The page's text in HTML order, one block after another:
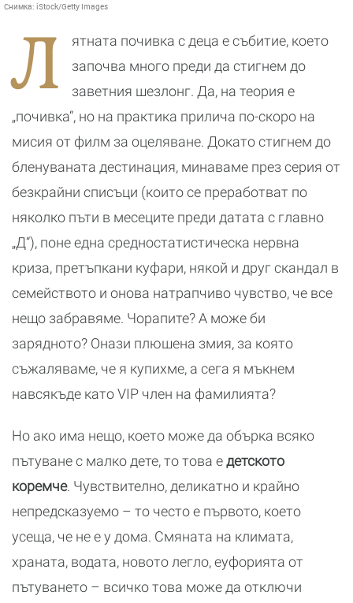
Снимка: iStock/Getty Images
Л
ятната почивка с деца е събитие, което
започва много преди да стигнем до
заветния шезлонг. Да, на теория е
„почивка“, но на практика прилича по-скоро на
мисия от филм за оцеляване. Докато стигнем до
бленуваната дестинация, минаваме през серия от
безкрайни списъци (които се преработват по
няколко пъти в месеците преди датата с главно
„Д“), поне една средностатистическа нервна
криза, претъпкани куфари, някой и друг скандал в
семейството и онова натрапчиво чувство, че все
нещо забравяме. Чорапите? А може би
зарядното? Онази плюшена змия, за която
съжаляваме, че я купихме, а сега я мъкнем
навсякъде като VIP член на фамилията?
Но ако има нещо, което може да обърка всяко
пътуване с малко дете, то това едетското
коремче. Чувствително, деликатно и крайно
непредсказуемо – то често е първото, което
усеща, че не е у дома. Смяната на климата,
храната, водата, новото легло, еуфорията от
пътуването – всичко това може да отключи